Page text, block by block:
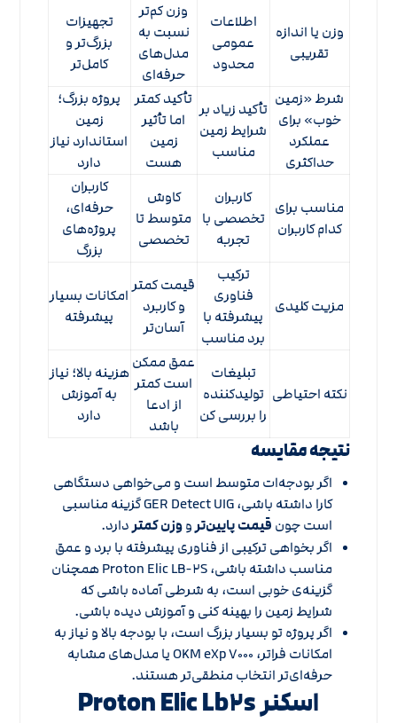
وزن یا اندازه
تقریبی
اطلاعات
عمومی
محدود
وزن کم‌تر
نسبت به
مدل‌های
حرفه‌ای
تجهیزات
بزرگ‌تر و
کامل‌تر
شرط «زمین
خوب» برای
عملکرد
حداکثری
تأکید زیاد بر
شرایط زمین
مناسب
تأکید کمتر
اما تأثیر
زمین
هست
پروژه بزرگ؛
زمین
استاندارد نیاز
دارد
مناسب برای
کدام کاربران
کاربران
تخصصی با
تجربه
کاوش
متوسط تا
تخصصی
کاربران
حرفه‌ای،
پروژه‌های
بزرگ
مزیت کلیدی
ترکیب
فناوری
پیشرفته با
برد مناسب
قیمت کمتر
و کاربرد
آسان‌تر
امکانات بسیار
پیشرفته
نکته احتیاطی
تبلیغات
تولیدکننده
را بررسی کن
عمق ممکن
است کمتر
از ادعا
باشد
هزینه بالا؛ نیاز
به آموزش
دارد
نتیجه مقایسه
اگر بودجه‌ات متوسط است و می‌خواهی دستگاهی
کارا داشته باشی، GER Detect UIG گزینه مناسبی
است چون قیمت پایین‌ترووزن کمتردارد.
اگر بخواهی ترکیبی از فناوری پیشرفته با برد و عمق
مناسب داشته باشی، Proton Elic LB-۲S همچنان
گزینه‌ی خوبی است، به شرطی آماده باشی که
شرایط زمین را بهینه کنی و آموزش دیده باشی.
اگر پروژه تو بسیار بزرگ است، با بودجه بالا و نیاز به
امکانات فراتر، OKM eXp ۷۰۰۰ یا مدل‌های مشابه
حرفه‌ای‌تر انتخاب منطقی‌تر هستند.
اسکنر Proton Elic Lb۲s